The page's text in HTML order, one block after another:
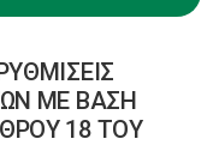
ΜΕ ΒΑΣΗ
18 ΤΟΥ